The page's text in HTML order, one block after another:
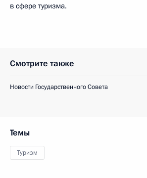
в сфере туризма.
Смотрите также
Новости Государственного Совета
Темы
Туризм